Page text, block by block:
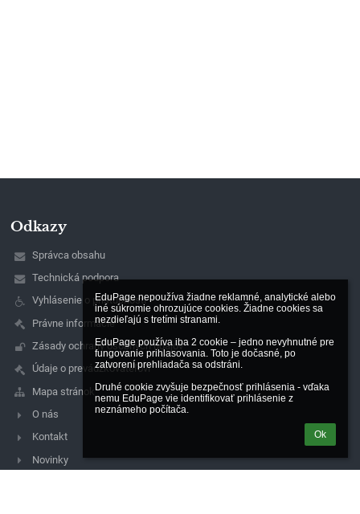
EduPage nepoužíva žiadne reklamné, analytické alebo
iné súkromie ohrozujúce cookies. Žiadne cookies sa
nezdieľajú s tretími stranami.
EduPage používa iba 2 cookie – jedno nevyhnutné pre
fungovanie prihlasovania. Toto je dočasné, po
zatvorení prehliadača sa odstráni.
Druhé cookie zvyšuje bezpečnosť prihlásenia - vďaka
nemu EduPage vie identifikovať prihlásenie z
neznámeho počítača.
Ok
Odkazy
Správca obsahu
Technická podpora
Vyhlásenie o prístupnosti
Právne informácie
Zásady ochrany osobných údajov
Údaje o prevádzkovateľovi
Mapa stránok
O nás
Kontakt
Novinky